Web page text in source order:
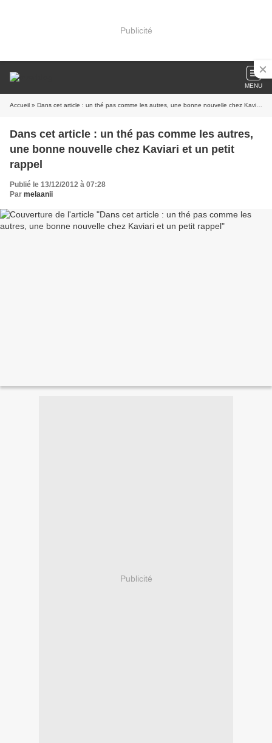
Publicité
MENU
Accueil » Dans cet article : un thé pas comme les autres, une bonne nouvelle chez Kaviari et un petit rappel
Dans cet article : un thé pas comme les autres,
une bonne nouvelle chez Kaviari et un petit
rappel
Publié le 13/12/2012 à 07:28
Par melaanii
Publicité